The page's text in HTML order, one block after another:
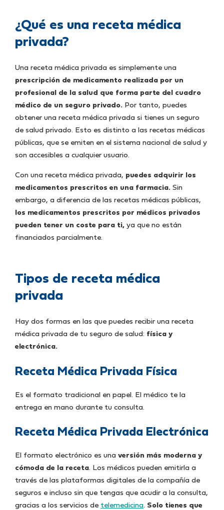
¿Qué es una receta médica
privada?
Una receta médica privada es simplemente una
prescripción de medicamento realizada por un
profesional de la salud que forma parte del cuadro
médico de un seguro privado. Por tanto, puedes
obtener una receta médica privada si tienes un seguro
de salud privado. Esto es distinto a las recetas médicas
públicas, que se emiten en el sistema nacional de salud y
son accesibles a cualquier usuario.
Con una receta médica privada, puedes adquirir los
medicamentos prescritos en una farmacia. Sin
embargo, a diferencia de las recetas médicas públicas,
los medicamentos prescritos por médicos privados
pueden tener un coste para ti, ya que no están
financiados parcialmente.
Tipos de receta médica
privada
Hay dos formas en las que puedes recibir una receta
médica privada de tu seguro de salud: física y
electrónica.
Receta Médica Privada Física
Es el formato tradicional en papel. El médico te la
entrega en mano durante tu consulta.
Receta Médica Privada Electrónica
El formato electrónico es una versión más moderna y
cómoda de la receta. Los médicos pueden emitirla a
través de las plataformas digitales de la compañía de
seguros e incluso sin que tengas que acudir a la consulta,
gracias a los servicios de telemedicina. Solo tienes que